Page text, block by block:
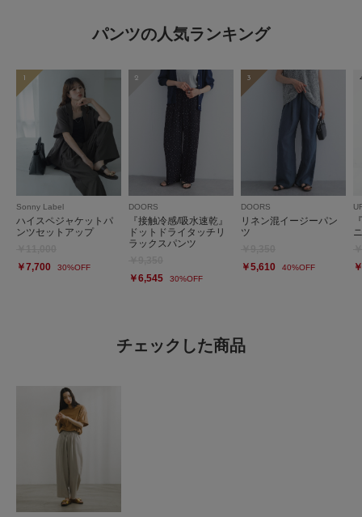
パンツの人気ランキング
1
Sonny Label
ハイスペジャケットパ
ンツセットアップ
￥7,700
30%OFF
2
DOORS
『接触冷感/吸水速乾』
ドットドライタッチリ
ラックスパンツ
￥6,545
30%OFF
3
DOORS
リネン混イージーパン
ツ
￥5,610
40%OFF
チェックした商品